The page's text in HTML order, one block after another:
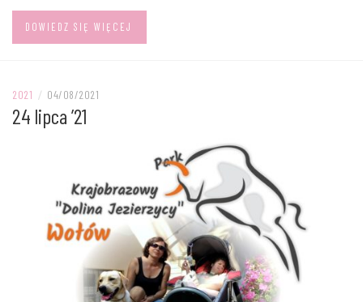
DOWIEDZ SIĘ WIĘCEJ
2021 / 04/08/2021
24 lipca ’21